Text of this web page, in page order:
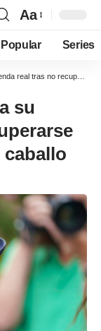
Aa
Popular Series
de su accidente con un caballo
su